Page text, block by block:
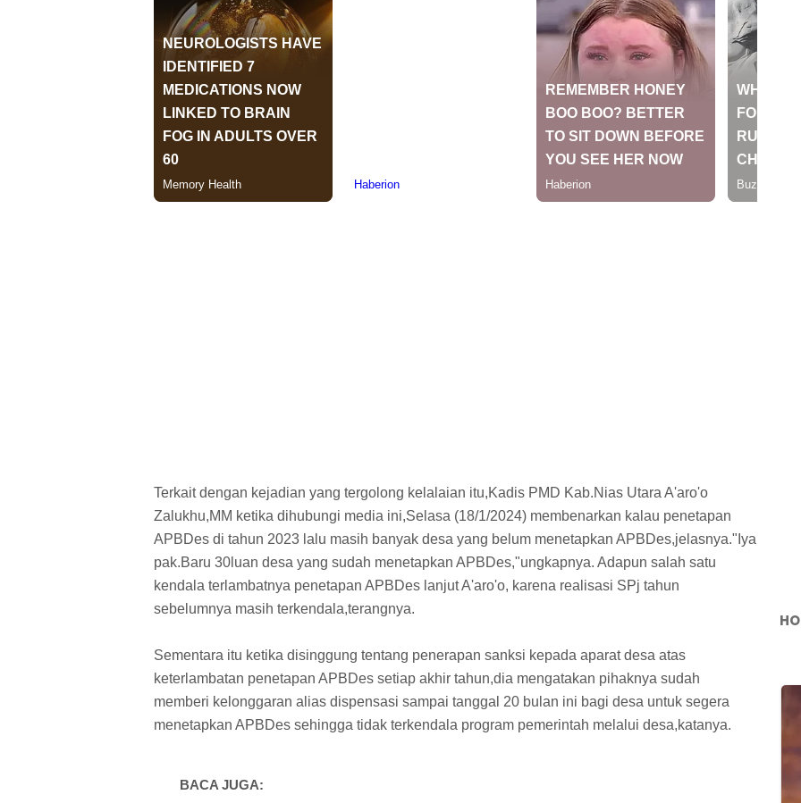
Terkait dengan kejadian yang tergolong kelalaian itu,Kadis PMD Kab.Nias Utara A'aro'o
Zalukhu,MM ketika dihubungi media ini,Selasa (18/1/2024) membenarkan kalau penetapan
APBDes di tahun 2023 lalu masih banyak desa yang belum menetapkan APBDes,jelasnya."Iya
pak.Baru 30luan desa yang sudah menetapkan APBDes,"ungkapnya. Adapun salah satu
kendala terlambatnya penetapan APBDes lanjut A'aro'o, karena realisasi SPj tahun
sebelumnya masih terkendala,terangnya.
Sementara itu ketika disinggung tentang penerapan sanksi kepada aparat desa atas
keterlambatan penetapan APBDes setiap akhir tahun,dia mengatakan pihaknya sudah
memberi kelonggaran alias dispensasi sampai tanggal 20 bulan ini bagi desa untuk segera
menetapkan APBDes sehingga tidak terkendala program pemerintah melalui desa,katanya.
BACA JUGA: